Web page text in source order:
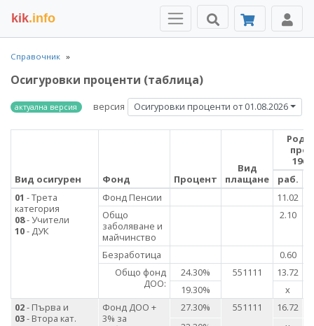
kik.info
Справочник
Осигуровки проценти (таблица)
актуална версия версия Осигуровки проценти от 01.08.2026
Вид осигурен Фонд Процент
Вид
плащане
раб.
01 - Трета
категория
08- Учители
10- ДУК
Фонд Пенсии 11.02
Общо
заболяване и
майчинство
2.10
Безработица 0.60
Общо фонд
ДОО:
24.30% 551111 13.72
19.30%
х
02- Първа и
03- Втора кат.
Фонд ДОО +
3% за
27.30% 551111 16.72